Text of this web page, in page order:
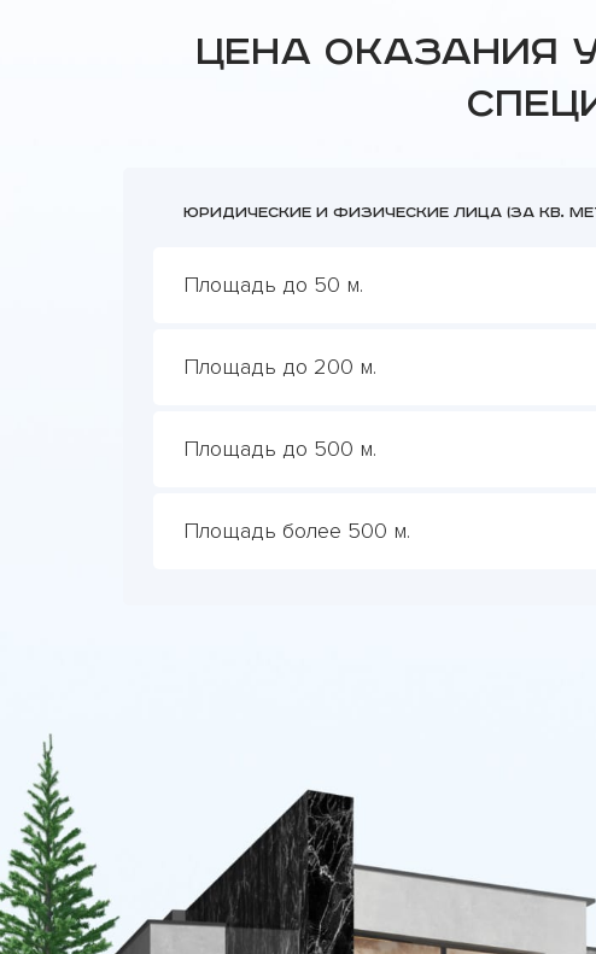
Цена оказания
Юридические и физические лица (за кв.
Площадь до 50 м.
Площадь до 200 м.
Площадь до 500 м.
Площадь более 500 м.